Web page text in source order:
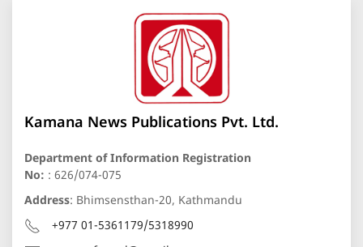
Kamana News Publications Pvt. Ltd.
Department of Information Registration
No: : 626/074-075
Address: Bhimsensthan-20, Kathmandu
+977 01-5361179/5318990